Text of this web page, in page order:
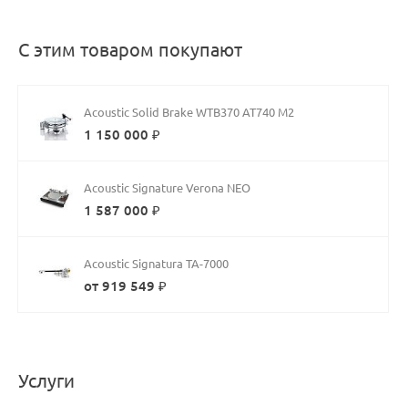
С этим товаром покупают
Acoustic Solid Brake WTB370 AT740 M2
1 150 000 ₽
Acoustic Signature Verona NEO
1 587 000 ₽
Acoustic Signatura TA-7000
от 919 549 ₽
Услуги